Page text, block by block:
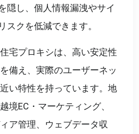
隠し、個人情報漏洩やサイ
スクを低減できます。
宅プロキシは、高い安定性
備え、実際のユーザーネッ
い特性を持っています。地
境EC・マーケティング、
ア管理、ウェブデータ収